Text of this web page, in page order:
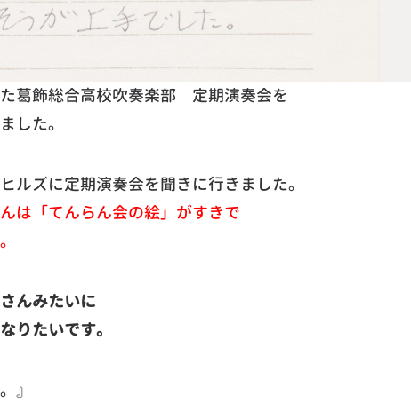
葛飾総合高校吹奏楽部 定期演奏会を
した。
ルズに定期演奏会を聞きに行きました。
は「てんらん会の絵」がすきで
んみたいに
りたいです。
』